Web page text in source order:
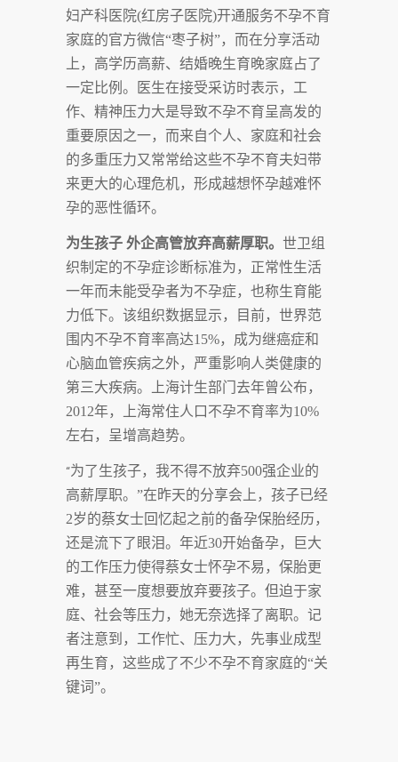
妇产科医院(红房子医院)开通服务不孕不育
家庭的官方微信“枣子树”，而在分享活动
上，高学历高薪、结婚晚生育晚家庭占了
一定比例。医生在接受采访时表示，工
作、精神压力大是导致不孕不育呈高发的
重要原因之一，而来自个人、家庭和社会
的多重压力又常常给这些不孕不育夫妇带
来更大的心理危机，形成越想怀孕越难怀
孕的恶性循环。
为生孩子 外企高管放弃高薪厚职。 世卫组
织制定的不孕症诊断标准为，正常性生活
一年而未能受孕者为不孕症，也称生育能
力低下。该组织数据显示，目前，世界范
围内不孕不育率高达15%，成为继癌症和
心脑血管疾病之外，严重影响人类健康的
第三大疾病。上海计生部门去年曾公布，
2012年，上海常住人口不孕不育率为10%
左右，呈增高趋势。
“为了生孩子，我不得不放弃500强企业的
高薪厚职。”在昨天的分享会上，孩子已经
2岁的蔡女士回忆起之前的备孕保胎经历，
还是流下了眼泪。年近30开始备孕，巨大
的工作压力使得蔡女士怀孕不易，保胎更
难，甚至一度想要放弃要孩子。但迫于家
庭、社会等压力，她无奈选择了离职。记
者注意到，工作忙、压力大，先事业成型
再生育，这些成了不少不孕不育家庭的“关
键词”。